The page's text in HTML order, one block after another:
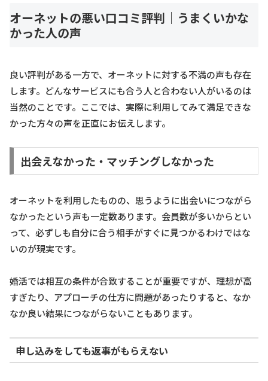
オーネットの悪い口コミ評判｜うまくいかな
かった人の声
良い評判がある一方で、オーネットに対する不満の声も存在
します。どんなサービスにも合う人と合わない人がいるのは
当然のことです。ここでは、実際に利用してみて満足できな
かった方々の声を正直にお伝えします。
出会えなかった・マッチングしなかった
オーネットを利用したものの、思うように出会いにつながら
なかったという声も一定数あります。会員数が多いからとい
って、必ずしも自分に合う相手がすぐに見つかるわけではな
いのが現実です。
婚活では相互の条件が合致することが重要ですが、理想が高
すぎたり、アプローチの仕方に問題があったりすると、なか
なか良い結果につながらないこともあります。
申し込みをしても返事がもらえない